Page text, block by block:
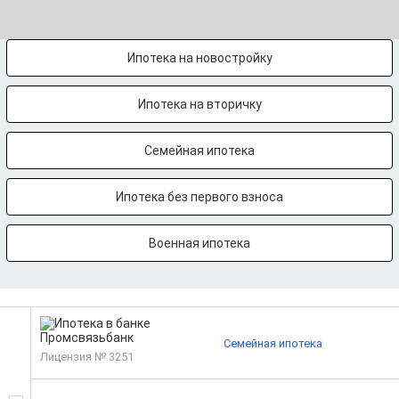
Ипотека на новостройку
Ипотека на вторичку
Семейная ипотека
Ипотека без первого взноса
Военная ипотека
Лицензия № 3251
Семейная ипотека